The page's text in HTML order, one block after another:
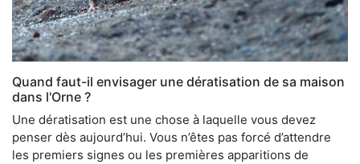
Quand faut-il envisager une dératisation de sa maison
dans l'Orne ?
Une dératisation est une chose à laquelle vous devez
penser dès aujourd’hui. Vous n’êtes pas forcé d’attendre
les premiers signes ou les premières apparitions de